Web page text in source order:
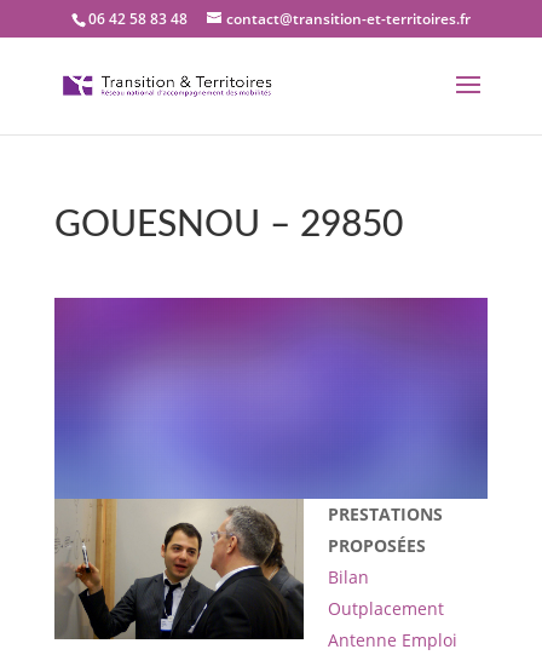
06 42 58 83 48 contact@transition-et-territoires.fr
GOUESNOU – 29850
bureau Transition et
PRESTATIONS
PROPOSÉES
Bilan
Outplacement
Antenne Emploi